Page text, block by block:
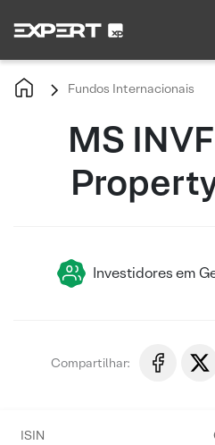
Fundos Internacionais
MS
Investidores em
Compartilhar:
ISIN